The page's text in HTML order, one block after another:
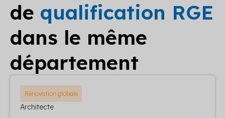
de qualification RGE
dans le même
département
Rénovation globale
Architecte